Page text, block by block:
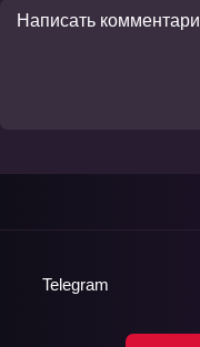
Telegram